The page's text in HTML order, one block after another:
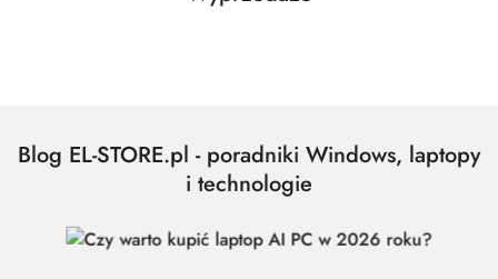
Blog EL-STORE.pl - poradniki Windows, laptopy
i technologie